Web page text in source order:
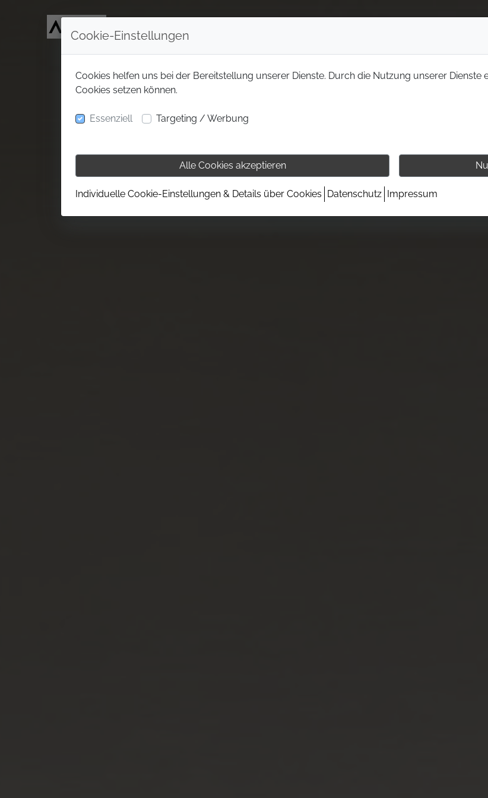
Cookie-Einstellungen
Cookies helfen uns bei der Bereitstellung unserer Dienste. Durch die Nutzung unserer Dienste
Cookies setzen können.
Essenziell Targeting / Werbung
Alle Cookies akzeptieren
Individuelle Cookie-Einstellungen & Details über Cookies Datenschutz Impressum